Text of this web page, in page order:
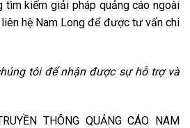
tìm kiếm giải pháp quảng cáo ngoài
hệ Nam Long để được tư vấn chi
tôi để nhận được sự hỗ trợ và
THÔNG QUẢNG CÁO NAM